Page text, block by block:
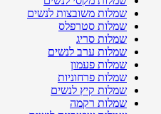
שמלות משובצות לנשים
שמלות סטרפלס
שמלות סריג
שמלות ערב לנשים
שמלות פעמון
שמלות פרחוניות
שמלות קיץ לנשים
שמלות רקמה